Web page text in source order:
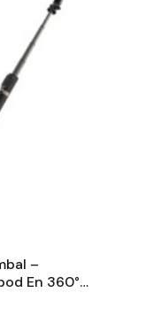
AAN
–
En 360°